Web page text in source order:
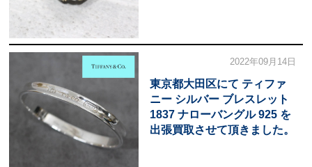
2022年09月14日
東京都大田区にて ティファ
ニー シルバー ブレスレット
1837 ナローバングル 925 を
出張買取させて頂きました。